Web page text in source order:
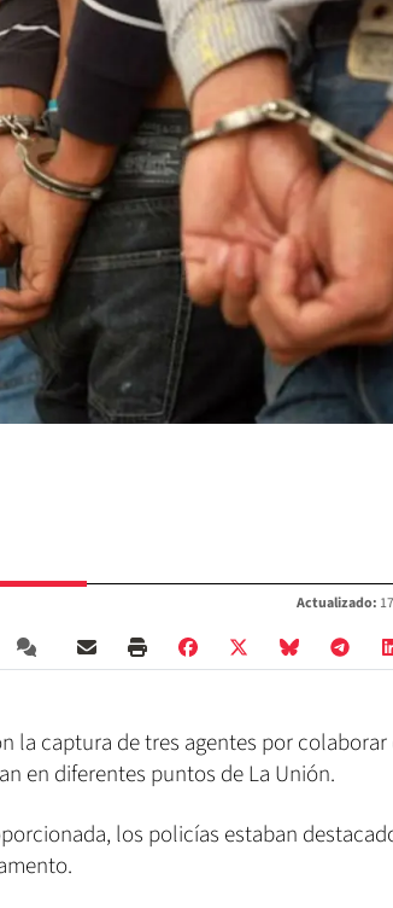
Actualizado:
la captura de tres agentes por colaborar
en diferentes puntos de La Unión.
los policías estaban